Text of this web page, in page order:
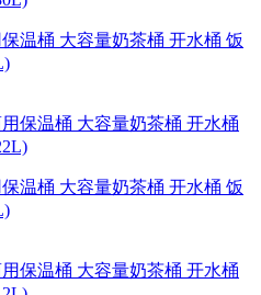
温桶 大容量奶茶桶 开水桶 饭
温桶 大容量奶茶桶 开水桶 饭